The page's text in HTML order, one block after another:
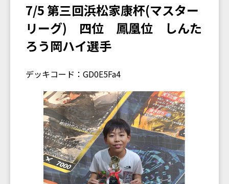
7/5 第三回浜松家康杯(マスター
リーグ) 四位 鳳凰位 しんた
ろう岡ハイ選手
デッキコード：GD0E5Fa4